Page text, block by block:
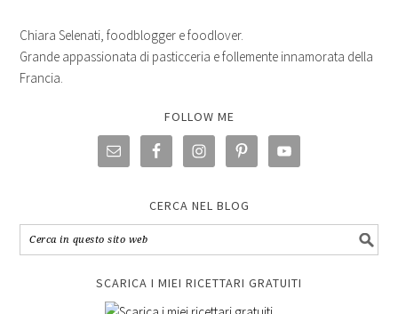
Chiara Selenati, foodblogger e foodlover.
Grande appassionata di pasticceria e follemente innamorata della
Francia.
FOLLOW ME
CERCA NEL BLOG
SCARICA I MIEI RICETTARI GRATUITI